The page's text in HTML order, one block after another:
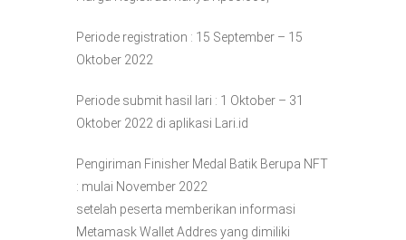
Periode registration : 15 September – 15
Oktober 2022
Periode submit hasil lari : 1 Oktober – 31
Oktober 2022 di aplikasi Lari.id
Pengiriman Finisher Medal Batik Berupa NFT
: mulai November 2022
setelah peserta memberikan informasi
Metamask Wallet Addres yang dimiliki